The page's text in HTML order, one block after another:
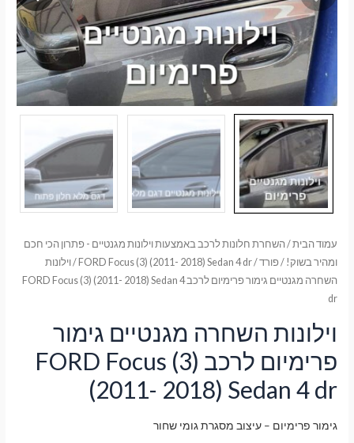
עמוד הבית/השחרת חלונות לרכב באמצעות וילונות מגנטיים - פתרון הכי חכם
ומהיר בשוק! /פורד/
FORD Focus (3) (2011- 2018) Sedan 4 dr / וילונות
השחרה מגנטיים גימור פרימיום לרכב FORD Focus (3) (2011- 2018) Sedan 4
dr
וילונות השחרה מגנטיים גימור
פרימיום לרכב FORD Focus (3)
(2011- 2018) Sedan 4 dr
גימור פרימיום – עיצוב מסגרת גומי שחור